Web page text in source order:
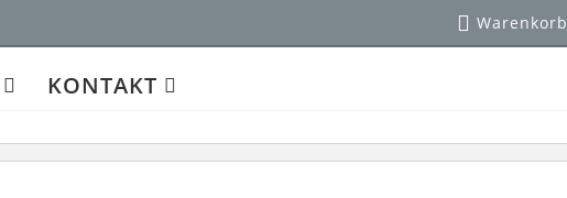
Warenkorb
KONTAKT